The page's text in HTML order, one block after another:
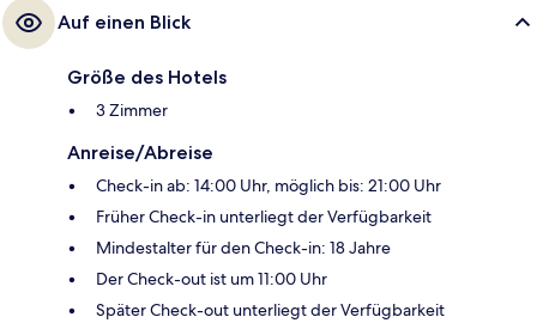
Auf einen Blick
Größe des Hotels
3 Zimmer
Anreise/Abreise
Check-in ab: 14:00 Uhr, möglich bis: 21:00 Uhr
Früher Check-in unterliegt der Verfügbarkeit
Mindestalter für den Check-in: 18 Jahre
Der Check-out ist um 11:00 Uhr
Später Check-out unterliegt der Verfügbarkeit